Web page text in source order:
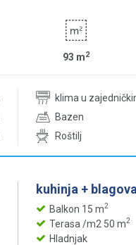
93 m2
klima u
Bazen
Roštilj
kuhinja +
Balkon 15 m2
Terasa /m2 50 m2
Hladnjak